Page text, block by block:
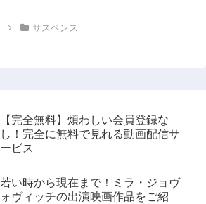
サスペンス
【完全無料】煩わしい会員登録な
し！完全に無料で見れる動画配信サ
ービス
若い時から現在まで！ミラ・ジョヴ
ォヴィッチの出演映画作品をご紹